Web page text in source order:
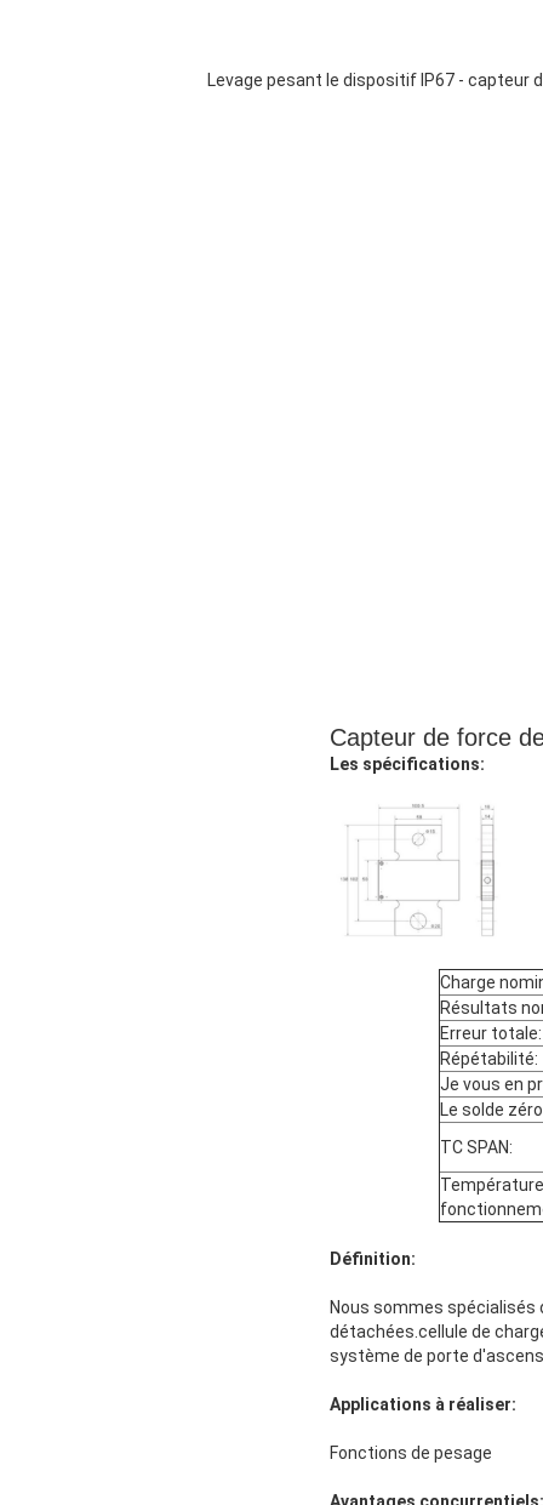
Levage pesant le dispositif IP67 - capteur
Capteur de force
Les spécifications:
Charge
Résultats
Erreur totale:
Répétabilité:
Je vous en
Le solde
TC SPAN:
Définition:
Nous sommes
détachées.cellule de
système de porte
Applications à réaliser:
Fonctions de pesage
Avantages concurrentiels: